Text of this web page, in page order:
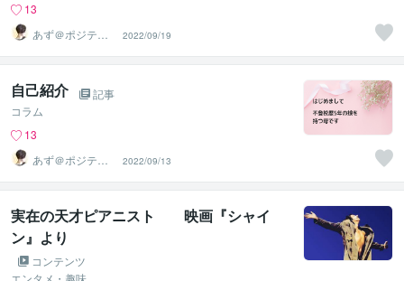
13
あず＠ポジティ
ブ迷子の道標
2022/09/19
自己紹介
記事
コラム
13
あず＠ポジティ
ブ迷子の道標
2022/09/13
実在の天才ピアニスト 映画『シャイ
ン』より
コンテンツ
エンタメ・趣味